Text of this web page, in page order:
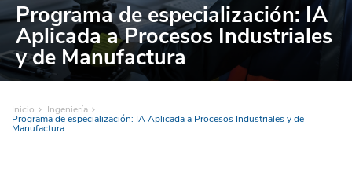
Programa de especialización: IA
Aplicada a Procesos Industriales
y de Manufactura
Inicio Ingeniería
Programa de especialización: IA Aplicada a Procesos Industriales y de
Manufactura